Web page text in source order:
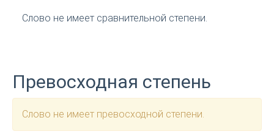
Слово не имеет сравнительной степени.
Превосходная степень
Слово не имеет превосходной степени.